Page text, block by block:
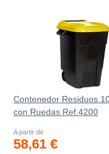
Contenedor Residuos
con Ruedas Ref.4200
A partir de
58,61 €